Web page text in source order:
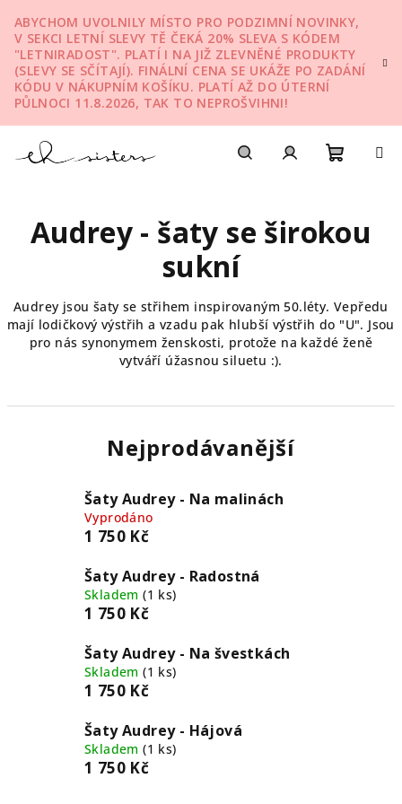
na
obsah
ABYCHOM UVOLNILY MÍSTO PRO PODZIMNÍ NOVINKY,
V SEKCI LETNÍ SLEVY TĚ ČEKÁ 20% SLEVA S KÓDEM
"LETNIRADOST". PLATÍ I NA JIŽ ZLEVNĚNÉ PRODUKTY
(SLEVY SE SČÍTAJÍ). FINÁLNÍ CENA SE UKÁŽE PO ZADÁNÍ
KÓDU V NÁKUPNÍM KOŠÍKU. PLATÍ AŽ DO ÚTERNÍ
PŮLNOCI 11.8.2026, TAK TO NEPROŠVIHNI!
košík
Audrey - šaty se širokou
sukní
Audrey jsou šaty se střihem inspirovaným 50.léty. Vepředu
mají lodičkový výstřih a vzadu pak hlubší výstřih do "U". Jsou
pro nás synonymem ženskosti, protože na každé ženě
vytváří úžasnou siluetu :).
Nejprodávanější
Šaty Audrey - Na malinách
Vyprodáno
1 750 Kč
Šaty Audrey - Radostná
Skladem(1 ks)
1 750 Kč
Šaty Audrey - Na švestkách
Skladem(1 ks)
1 750 Kč
Šaty Audrey - Hájová
Skladem(1 ks)
1 750 Kč